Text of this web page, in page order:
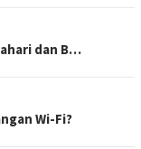
dan B…
Wi-Fi?